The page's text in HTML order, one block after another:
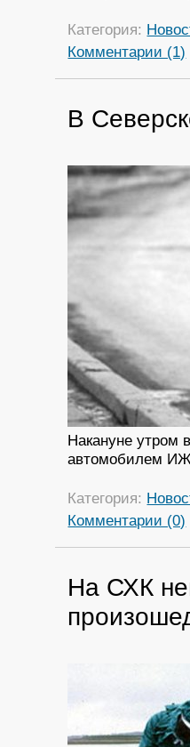
Категория:
Комментарии (1)
В
Накануне утром
автомобилем
Категория:
Комментарии (0)
На СХК